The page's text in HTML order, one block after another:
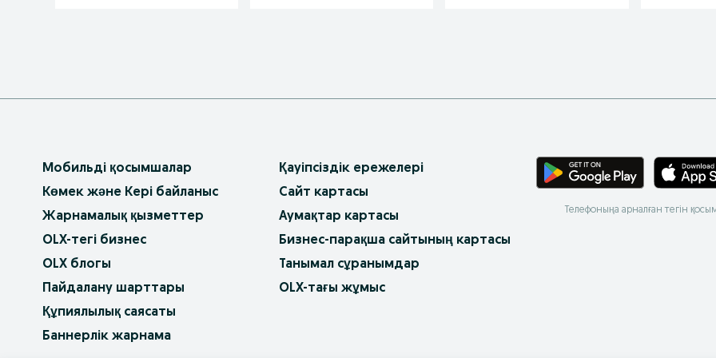
Мобильді қосымшалар
Көмек және Кері байланыс
Жарнамалық қызметтер
OLX-тегі бизнес
OLX блогы
Пайдалану шарттары
Құпиялылық саясаты
Баннерлік жарнама
Қауіпсіздік ережелері
Сайт картасы
Аумақтар картасы
Бизнес-парақша сайтының картасы
Танымал сұранымдар
OLX-тағы жұмыс
Телефоныңа арналған тегін